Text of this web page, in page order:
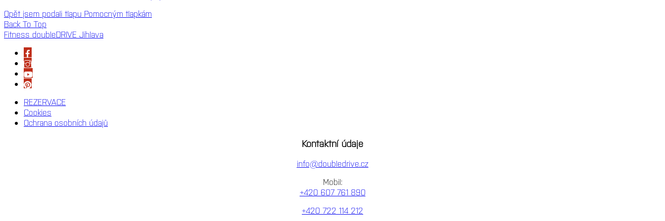
Opět jsem podali tlapu Pomocným tlapkám
Back To Top
Fitness doubleDRIVE Jihlava
REZERVACE
Cookies
Ochrana osobních údajů
Kontaktní údaje
info@doubledrive.cz
Mobil:
+420 607 761 890
+420 722 114 212